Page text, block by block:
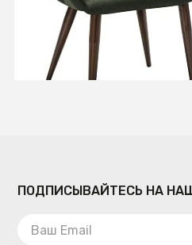
В КОРЗИНУ
ПОДПИСЫВАЙТЕСЬ НА